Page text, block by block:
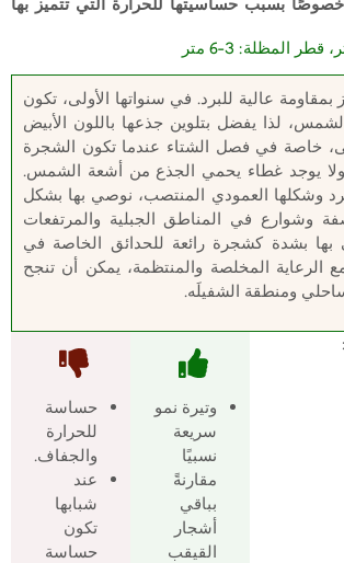
عالية للبرد. في سنواتها الأولى، تكون
لذا يفضل بتلوين جذعها باللون الأبيض
خاصة في فصل الشتاء عندما تكون الشجرة
ولا يوجد غطاء يحمي الجذع من أشعة الشمس.
وشكلها العمودي المنتصب، نوصي بها بشكل
وشوارع في المناطق الجبلية والمرتفعات
بها بشدة كشجرة رائعة للحدائق الخاصة في
الرعاية المخلصة والمنتظمة، يمكن أن تنجح
ومنطقة الشفيلَه.
:
وتيرة نمو
سريعة
نسبيًا
مقارنةً
بباقي
أشجار
القيقب
حساسة
للحرارة
والجفاف.
عند
شبابها
تكون
حساسة